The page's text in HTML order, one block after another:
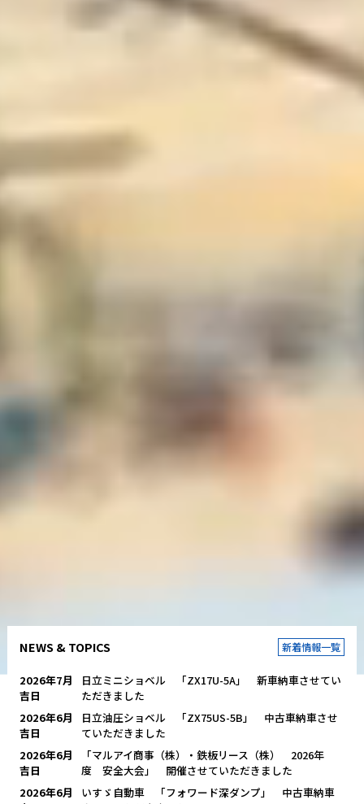
NEWS & TOPICS 新着情報一覧
2026年7月
吉日
日立ミニショベル 「ZX17U-5A」 新車納車させてい
ただきました
2026年6月
吉日
日立油圧ショベル 「ZX75US-5B」 中古車納車させ
ていただきました
2026年6月
吉日
「マルアイ商事（株）・鉄板リース（株） 2026年
度 安全大会」 開催させていただきました
2026年6月
いすゞ自動車 「フォワード深ダンプ」 中古車納車